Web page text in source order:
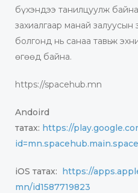
бүхэндээ танилцуулж
захиалгаар манай залуусын
болгонд нь санаа тавьж
өгөөд байна.
https://spacehub.mn
Andoird
татах: https://
iOS татах: https://
mn/id1587719823